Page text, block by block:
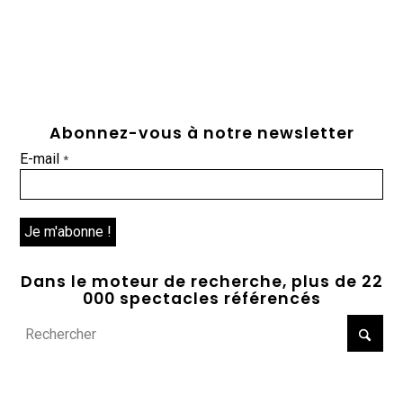
Abonnez-vous à notre newsletter
E-mail*
Dans le moteur de recherche, plus de 22
000 spectacles référencés